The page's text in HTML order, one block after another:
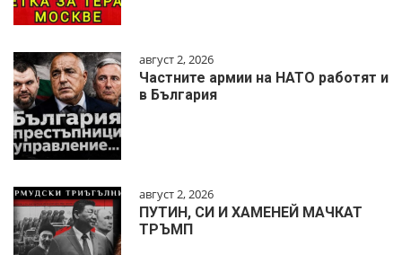
август 2, 2026
Частните армии на НАТО работят и
в България
август 2, 2026
ПУТИН, СИ И ХАМЕНЕЙ МАЧКАТ
ТРЪМП